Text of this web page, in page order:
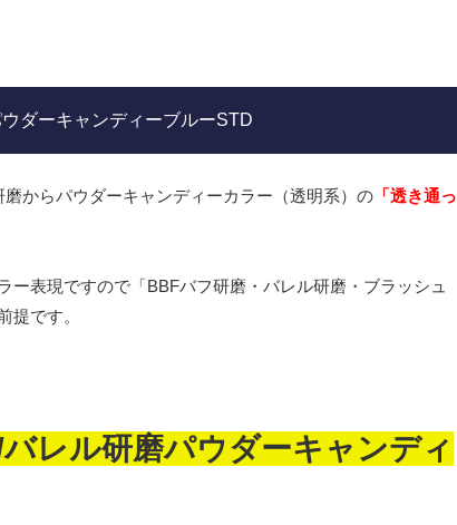
ダーキャンディーブルーSTD
からパウダーキャンディーカラー（透明系）の 「透き通っ
表現ですので「BBFバフ研磨・バレル研磨・ブラッシュ
提です。
レル研磨パウダーキャンディ